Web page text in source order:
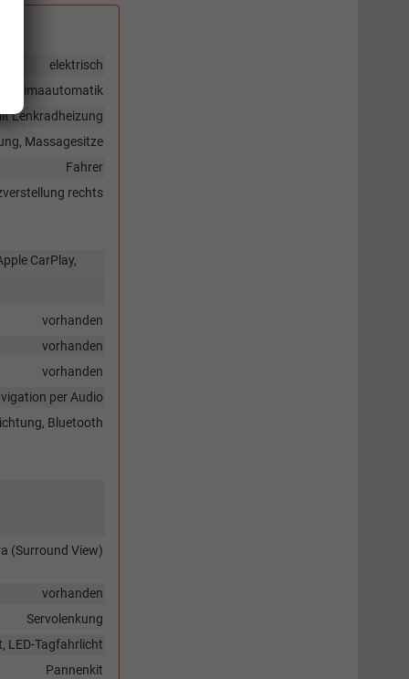
elektrisch
Klimaautomatik
Lenkradheizung
Massagesitze
Fahrer
rechts
CarPlay,
vorhanden
vorhanden
vorhanden
per Audio
Bluetooth
(Surround View)
vorhanden
Servolenkung
LED-Tagfahrlicht
Pannenkit